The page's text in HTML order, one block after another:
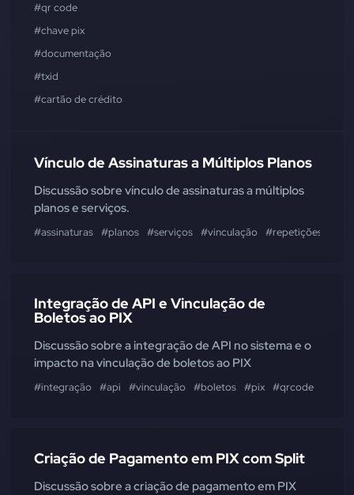
#qr code
#chave pix
#documentação
#txid
#cartão de crédito
Vínculo de Assinaturas a Múltiplos Planos
Discussão sobre vínculo de assinaturas a múltiplos
planos e serviços.
#assinaturas #planos #serviços #vinculação #repetições
Integração de API e Vinculação de
Boletos ao PIX
Discussão sobre a integração de API no sistema e o
impacto na vinculação de boletos ao PIX
#integração #api #vinculação #boletos #pix #qrcode
Criação de Pagamento em PIX com Split
Discussão sobre a criação de pagamento em PIX